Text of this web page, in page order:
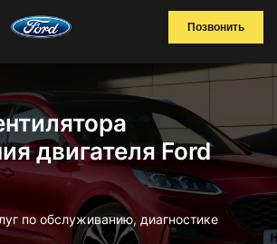
Позвонить
двигателя Ford
по обслуживанию, диагностике